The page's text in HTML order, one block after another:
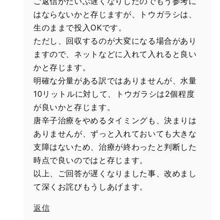
はならないかと存じますが、トウガラシは、
生のままで投入OKです。
ただし、回収するのが大変になる場合があり
ますので、ネットなどに入れて入れると良い
かと存じます。
明確な分量がある訳ではありませんが、水量
10リットルに対して、トウガラシは2個程度
が良いかと存じます。
唐辛子治療をやめるタイミングも、決まりは
ありませんが、ずっと入れておいても大きな
支障はないため、治療が終わったと判断した
時点で良いのではと存じます。
以上、ご回答が遅くなりました事、改めまし
て深くお詫びもうしあげます。
返信